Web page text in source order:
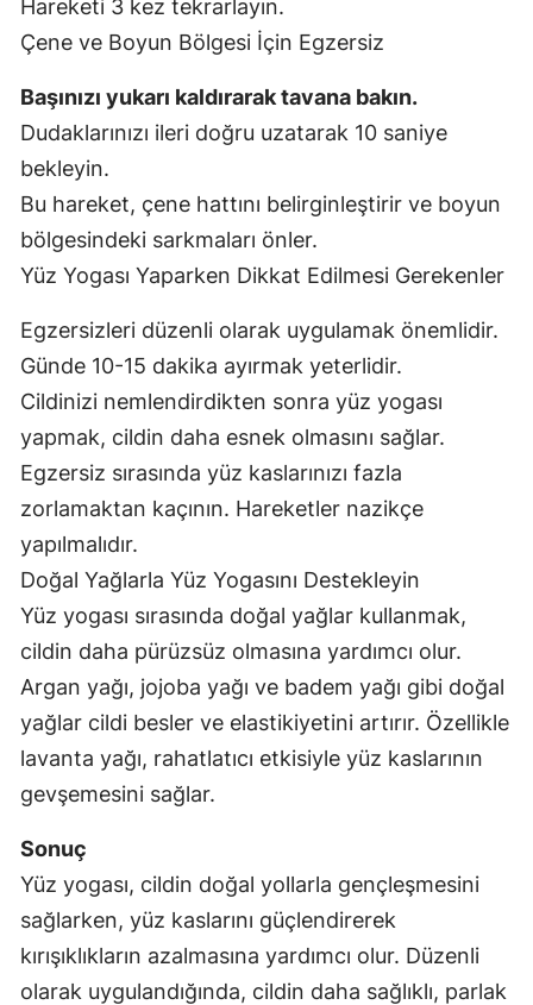
Hareketi 3 kez tekrarlayın.
Çene ve Boyun Bölgesi İçin Egzersiz
Başınızı yukarı kaldırarak tavana bakın.
Dudaklarınızı ileri doğru uzatarak 10 saniye
bekleyin.
Bu hareket, çene hattını belirginleştirir ve boyun
bölgesindeki sarkmaları önler.
Yüz Yogası Yaparken Dikkat Edilmesi Gerekenler
Egzersizleri düzenli olarak uygulamak önemlidir.
Günde 10-15 dakika ayırmak yeterlidir.
Cildinizi nemlendirdikten sonra yüz yogası
yapmak, cildin daha esnek olmasını sağlar.
Egzersiz sırasında yüz kaslarınızı fazla
zorlamaktan kaçının. Hareketler nazikçe
yapılmalıdır.
Doğal Yağlarla Yüz Yogasını Destekleyin
Yüz yogası sırasında doğal yağlar kullanmak,
cildin daha pürüzsüz olmasına yardımcı olur.
Argan yağı, jojoba yağı ve badem yağı gibi doğal
yağlar cildi besler ve elastikiyetini artırır. Özellikle
lavanta yağı, rahatlatıcı etkisiyle yüz kaslarının
gevşemesini sağlar.
Sonuç
Yüz yogası, cildin doğal yollarla gençleşmesini
sağlarken, yüz kaslarını güçlendirerek
kırışıklıkların azalmasına yardımcı olur. Düzenli
olarak uygulandığında, cildin daha sağlıklı, parlak